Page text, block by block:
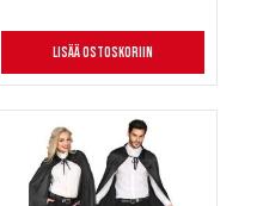
Lisää ostoskoriin